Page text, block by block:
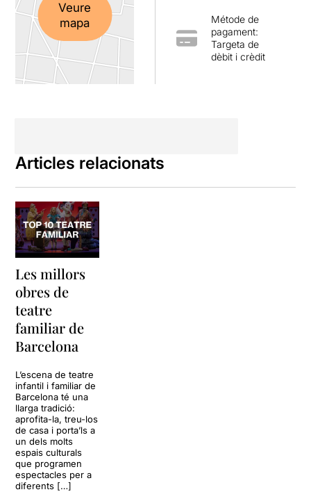
Veure
mapa
Métode de
pagament:
Targeta de
dèbit i crèdit
Articles relacionats
Les millors
obres de
teatre
familiar de
Barcelona
L’escena de teatre
infantil i familiar de
Barcelona té una
llarga tradició:
aprofita-la, treu-los
de casa i porta’ls a
un dels molts
espais culturals
que programen
espectacles per a
diferents […]